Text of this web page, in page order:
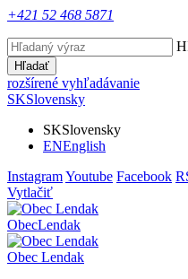
+421 52 468 5871
Hľadať
rozšírené vyhľadávanie
SKSlovensky
SKSlovensky
ENEnglish
InstagramYoutube Facebook
Vytlačiť
ObecLendak
Obec Lendak